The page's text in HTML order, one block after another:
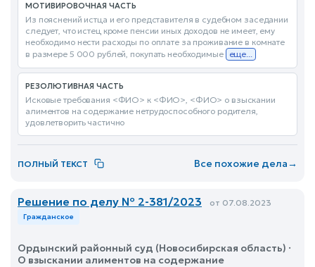
МОТИВИРОВОЧНАЯ ЧАСТЬ
Из пояснений истца и его представителя в судебном заседании
следует, что истец кроме пенсии иных доходов не имеет, ему
необходимо нести расходы по оплате за проживание в комнате
в размере 5 000 рублей, покупать необходимые еще...
РЕЗОЛЮТИВНАЯ ЧАСТЬ
Исковые требования <ФИО> к <ФИО>, <ФИО> о взыскании
алиментов на содержание нетрудоспособного родителя,
удовлетворить частично
ПОЛНЫЙ ТЕКСТ Все похожие дела→
Решение по делу № 2-381/2023 от 07.08.2023
Гражданское
Ордынский районный суд (Новосибирская область) ·
О взыскании алиментов на содержание